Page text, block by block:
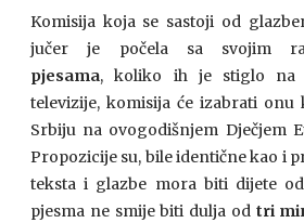
Komisija koja se sastoji od
jučer je počela sa svojim
pjesama, koliko ih je stiglo na
televizije, komisija će izabrati onu
Srbiju na ovogodišnjem Dječjem
Propozicije su, bile identične kao i
teksta i glazbe mora biti dijete od
pjesma ne smije biti dulja od tri